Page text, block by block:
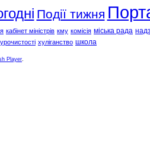
Події тижня
кабінет міністрів кму комісія міська рада
урочистості хуліганство школа
Player